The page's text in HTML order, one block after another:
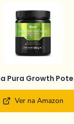
Pura Growth
Ver na Amazon